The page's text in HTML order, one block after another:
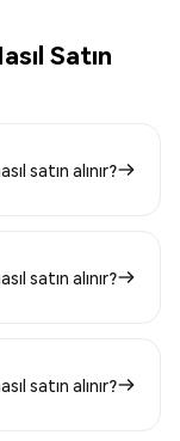
Satın
satın alınır?
satın alınır?
satın alınır?